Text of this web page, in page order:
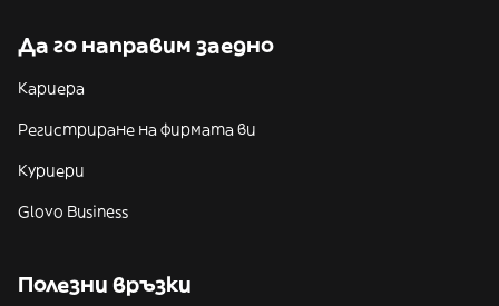
Да го направим заедно
Кариера
Регистриране на фирмата ви
Куриери
Glovo Business
Полезни връзки